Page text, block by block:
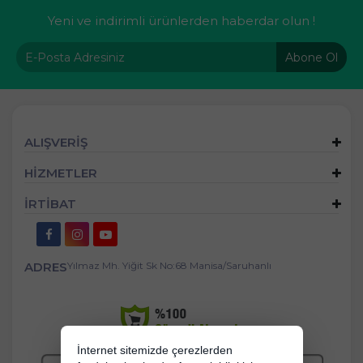
Yeni ve indirimli ürünlerden haberdar olun !
Abone Ol
ALIŞVERİŞ
HİZMETLER
İRTİBAT
ADRESYılmaz Mh. Yiğit Sk No:68 Manisa/Saruhanlı
İnternet sitemizde çerezlerden